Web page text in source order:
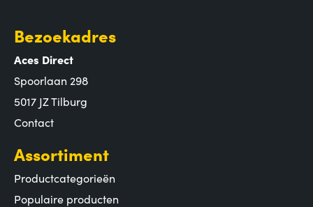
Bezoekadres
Aces Direct
Spoorlaan 298
5017 JZ Tilburg
Contact
Assortiment
Productcategorieën
Populaire producten